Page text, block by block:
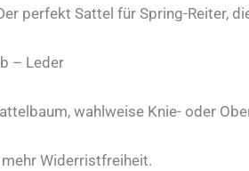
perfekt Sattel für Spring-Reiter,
– Leder
wahlweise Knie- oder
Widerristfreiheit.